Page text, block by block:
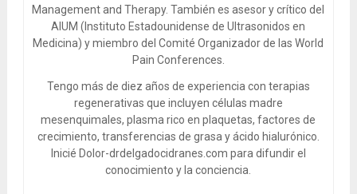
Management and Therapy. También es asesor y crítico del
AIUM (Instituto Estadounidense de Ultrasonidos en
Medicina) y miembro del Comité Organizador de las World
Pain Conferences.
Tengo más de diez años de experiencia con terapias
regenerativas que incluyen células madre
mesenquimales, plasma rico en plaquetas, factores de
crecimiento, transferencias de grasa y ácido hialurónico.
Inicié Dolor-drdelgadocidranes.com para difundir el
conocimiento y la conciencia.